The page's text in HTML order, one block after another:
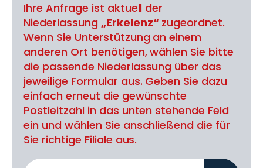
Ihre Anfrage ist aktuell der
Niederlassung „Erkelenz“ zugeordnet.
Wenn Sie Unterstützung an einem
anderen Ort benötigen, wählen Sie bitte
die passende Niederlassung über das
jeweilige Formular aus. Geben Sie dazu
einfach erneut die gewünschte
Postleitzahl in das unten stehende Feld
ein und wählen Sie anschließend die für
Sie richtige Filiale aus.